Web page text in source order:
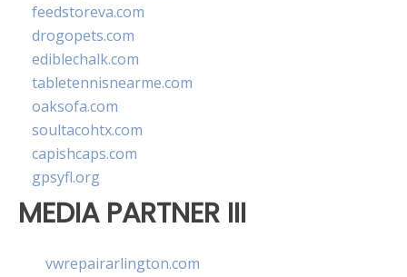
feedstoreva.com
drogopets.com
ediblechalk.com
tabletennisnearme.com
oaksofa.com
soultacohtx.com
capishcaps.com
gpsyfl.org
MEDIA PARTNER III
vwrepairarlington.com